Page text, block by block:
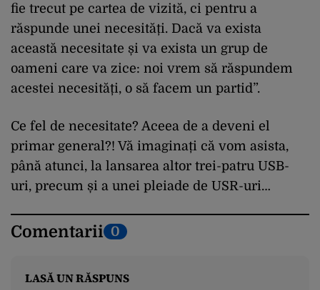
fie trecut pe cartea de vizită, ci pentru a
răspunde unei necesități. Dacă va exista
această necesitate și va exista un grup de
oameni care va zice: noi vrem să răspundem
acestei necesități, o să facem un partid”.
Ce fel de necesitate? Aceea de a deveni el
primar general?! Vă imaginați că vom asista,
până atunci, la lansarea altor trei-patru USB-
uri, precum și a unei pleiade de USR-uri…
Comentarii 0
LASĂ UN RĂSPUNS